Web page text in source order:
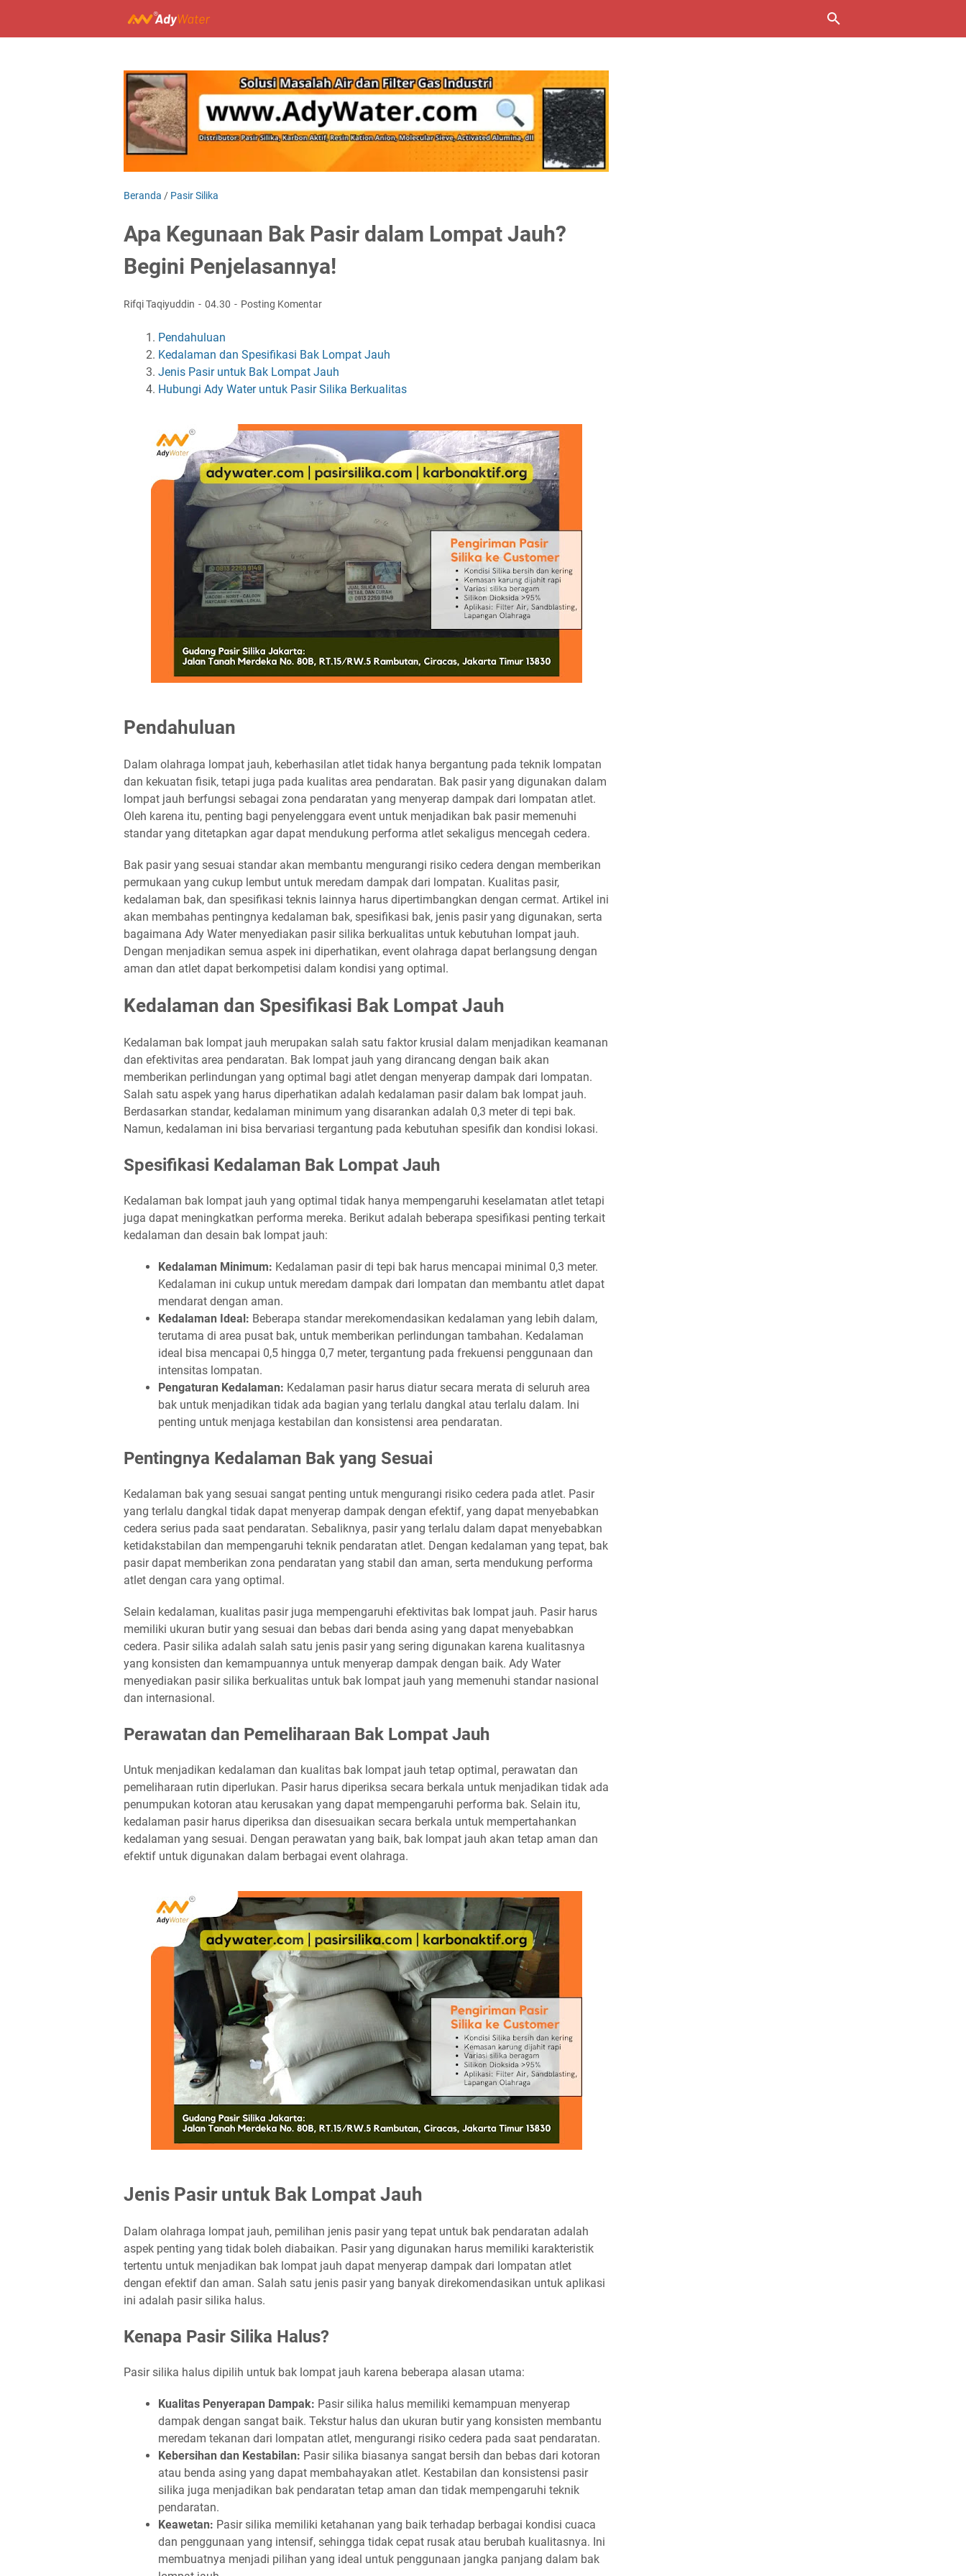
Beranda / Pasir Silika
Apa Kegunaan Bak Pasir dalam Lompat Jauh?
Begini Penjelasannya!
Rifqi Taqiyuddin 04.30 Posting Komentar
Pendahuluan
Kedalaman dan Spesifikasi Bak Lompat Jauh
Jenis Pasir untuk Bak Lompat Jauh
Hubungi Ady Water untuk Pasir Silika Berkualitas
Pendahuluan
Dalam olahraga lompat jauh, keberhasilan atlet tidak hanya bergantung pada teknik lompatan
dan kekuatan fisik, tetapi juga pada kualitas area pendaratan. Bak pasir yang digunakan dalam
lompat jauh berfungsi sebagai zona pendaratan yang menyerap dampak dari lompatan atlet.
Oleh karena itu, penting bagi penyelenggara event untuk menjadikan bak pasir memenuhi
standar yang ditetapkan agar dapat mendukung performa atlet sekaligus mencegah cedera.
Bak pasir yang sesuai standar akan membantu mengurangi risiko cedera dengan memberikan
permukaan yang cukup lembut untuk meredam dampak dari lompatan. Kualitas pasir,
kedalaman bak, dan spesifikasi teknis lainnya harus dipertimbangkan dengan cermat. Artikel ini
akan membahas pentingnya kedalaman bak, spesifikasi bak, jenis pasir yang digunakan, serta
bagaimana Ady Water menyediakan pasir silika berkualitas untuk kebutuhan lompat jauh.
Dengan menjadikan semua aspek ini diperhatikan, event olahraga dapat berlangsung dengan
aman dan atlet dapat berkompetisi dalam kondisi yang optimal.
Kedalaman dan Spesifikasi Bak Lompat Jauh
Kedalaman bak lompat jauh merupakan salah satu faktor krusial dalam menjadikan keamanan
dan efektivitas area pendaratan. Bak lompat jauh yang dirancang dengan baik akan
memberikan perlindungan yang optimal bagi atlet dengan menyerap dampak dari lompatan.
Salah satu aspek yang harus diperhatikan adalah kedalaman pasir dalam bak lompat jauh.
Berdasarkan standar, kedalaman minimum yang disarankan adalah 0,3 meter di tepi bak.
Namun, kedalaman ini bisa bervariasi tergantung pada kebutuhan spesifik dan kondisi lokasi.
Spesifikasi Kedalaman Bak Lompat Jauh
Kedalaman bak lompat jauh yang optimal tidak hanya mempengaruhi keselamatan atlet tetapi
juga dapat meningkatkan performa mereka. Berikut adalah beberapa spesifikasi penting terkait
kedalaman dan desain bak lompat jauh:
Kedalaman Minimum: Kedalaman pasir di tepi bak harus mencapai minimal 0,3 meter.
Kedalaman ini cukup untuk meredam dampak dari lompatan dan membantu atlet dapat
mendarat dengan aman.
Kedalaman Ideal: Beberapa standar merekomendasikan kedalaman yang lebih dalam,
terutama di area pusat bak, untuk memberikan perlindungan tambahan. Kedalaman
ideal bisa mencapai 0,5 hingga 0,7 meter, tergantung pada frekuensi penggunaan dan
intensitas lompatan.
Pengaturan Kedalaman: Kedalaman pasir harus diatur secara merata di seluruh area
bak untuk menjadikan tidak ada bagian yang terlalu dangkal atau terlalu dalam. Ini
penting untuk menjaga kestabilan dan konsistensi area pendaratan.
Pentingnya Kedalaman Bak yang Sesuai
Kedalaman bak yang sesuai sangat penting untuk mengurangi risiko cedera pada atlet. Pasir
yang terlalu dangkal tidak dapat menyerap dampak dengan efektif, yang dapat menyebabkan
cedera serius pada saat pendaratan. Sebaliknya, pasir yang terlalu dalam dapat menyebabkan
ketidakstabilan dan mempengaruhi teknik pendaratan atlet. Dengan kedalaman yang tepat, bak
pasir dapat memberikan zona pendaratan yang stabil dan aman, serta mendukung performa
atlet dengan cara yang optimal.
Selain kedalaman, kualitas pasir juga mempengaruhi efektivitas bak lompat jauh. Pasir harus
memiliki ukuran butir yang sesuai dan bebas dari benda asing yang dapat menyebabkan
cedera. Pasir silika adalah salah satu jenis pasir yang sering digunakan karena kualitasnya
yang konsisten dan kemampuannya untuk menyerap dampak dengan baik. Ady Water
menyediakan pasir silika berkualitas untuk bak lompat jauh yang memenuhi standar nasional
dan internasional.
Perawatan dan Pemeliharaan Bak Lompat Jauh
Untuk menjadikan kedalaman dan kualitas bak lompat jauh tetap optimal, perawatan dan
pemeliharaan rutin diperlukan. Pasir harus diperiksa secara berkala untuk menjadikan tidak ada
penumpukan kotoran atau kerusakan yang dapat mempengaruhi performa bak. Selain itu,
kedalaman pasir harus diperiksa dan disesuaikan secara berkala untuk mempertahankan
kedalaman yang sesuai. Dengan perawatan yang baik, bak lompat jauh akan tetap aman dan
efektif untuk digunakan dalam berbagai event olahraga.
Jenis Pasir untuk Bak Lompat Jauh
Dalam olahraga lompat jauh, pemilihan jenis pasir yang tepat untuk bak pendaratan adalah
aspek penting yang tidak boleh diabaikan. Pasir yang digunakan harus memiliki karakteristik
tertentu untuk menjadikan bak lompat jauh dapat menyerap dampak dari lompatan atlet
dengan efektif dan aman. Salah satu jenis pasir yang banyak direkomendasikan untuk aplikasi
ini adalah pasir silika halus.
Kenapa Pasir Silika Halus?
Pasir silika halus dipilih untuk bak lompat jauh karena beberapa alasan utama:
Kualitas Penyerapan Dampak: Pasir silika halus memiliki kemampuan menyerap
dampak dengan sangat baik. Tekstur halus dan ukuran butir yang konsisten membantu
meredam tekanan dari lompatan atlet, mengurangi risiko cedera pada saat pendaratan.
Kebersihan dan Kestabilan: Pasir silika biasanya sangat bersih dan bebas dari kotoran
atau benda asing yang dapat membahayakan atlet. Kestabilan dan konsistensi pasir
silika juga menjadikan bak pendaratan tetap aman dan tidak mempengaruhi teknik
pendaratan.
Keawetan: Pasir silika memiliki ketahanan yang baik terhadap berbagai kondisi cuaca
dan penggunaan yang intensif, sehingga tidak cepat rusak atau berubah kualitasnya. Ini
membuatnya menjadi pilihan yang ideal untuk penggunaan jangka panjang dalam bak